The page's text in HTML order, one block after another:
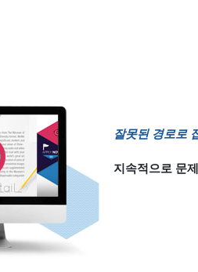
잘못된 경로로
지속적으로 문